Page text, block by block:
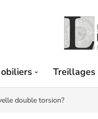
Treillages
double torsion?